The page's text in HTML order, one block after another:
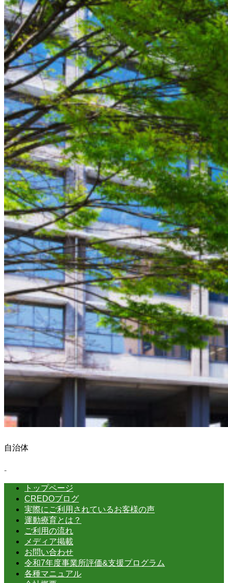
自治体
-
トップページ
CREDOブログ
実際にご利用されているお客様の声
運動療育とは？
ご利用の流れ
メディア掲載
お問い合わせ
令和7年度事業所評価&支援プログラム
各種マニュアル